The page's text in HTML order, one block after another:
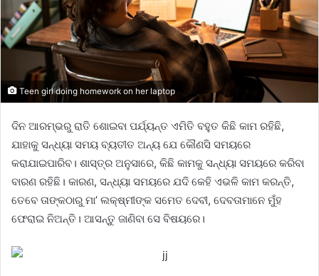
Teen girl doing homework on her laptop
ଦିନ ଆରମ୍ଭରୁ ରାତି ଶୋଇବା ପର୍ଯ୍ୟନ୍ତ ଏମିତି ବହୁତ କିଛି କାମ ରହିଛି,
ଯାହାକୁ ସନ୍ଧ୍ୟା ସମୟ ବ୍ୟତୀତ ଅନ୍ୟ ଯେ କୌଣସି ସମୟରେ
କରାଯାଇପାରିବ। ଶାସ୍ତ୍ର ଅନୁସାରେ, କିଛି କାମକୁ ସନ୍ଧ୍ୟା ସମୟରେ କରିବା
ବାରଣ ରହିଛି। କାରଣ, ସନ୍ଧ୍ୟା ସମୟରେ ଯଦି କେହି ଏଭଳି କାମ କରନ୍ତି,
ତେବେ ତାଙ୍କଠାରୁ ମା’ ଲକ୍ଷ୍ମୀଙ୍କ ସମେତ ଦେବୀ, ଦେବତାମାନେ ମୁଁହ
ଫେରାଇ ନିଅନ୍ତି। ଆସନ୍ତୁ ଜାଣିବା ସେ ବିଷୟରେ।